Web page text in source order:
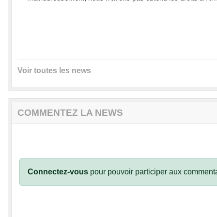
Voir toutes les news
COMMENTEZ LA NEWS
Connectez-vous pour pouvoir participer aux